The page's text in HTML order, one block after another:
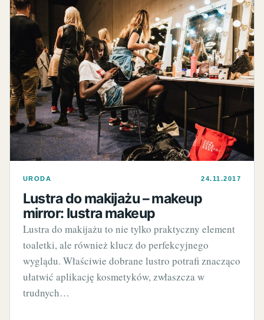
URODA 24.11.2017
Lustra do makijażu – makeup
mirror: lustra makeup
Lustra do makijażu to nie tylko praktyczny element
toaletki, ale również klucz do perfekcyjnego
wyglądu. Właściwie dobrane lustro potrafi znacząco
ułatwić aplikację kosmetyków, zwłaszcza w
trudnych…